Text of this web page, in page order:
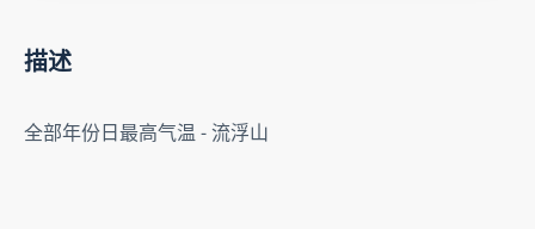
描述
全部年份日最高气温 - 流浮山